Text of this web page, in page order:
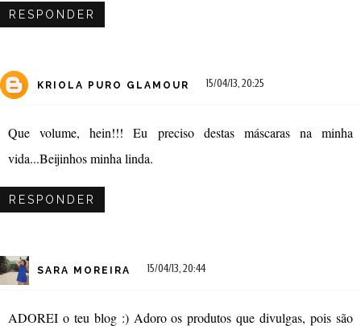
RESPONDER
KRIOLA PURO GLAMOUR 15/04/13, 20:25
Que volume, hein!!! Eu preciso destas máscaras na minha
vida...Beijinhos minha linda.
RESPONDER
SARA MOREIRA 15/04/13, 20:44
ADOREI o teu blog :) Adoro os produtos que divulgas, pois são